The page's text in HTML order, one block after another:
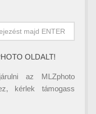
OLDALT!
az MLZphoto
kérlek támogass